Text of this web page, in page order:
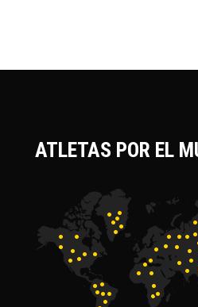
ATLETAS POR EL